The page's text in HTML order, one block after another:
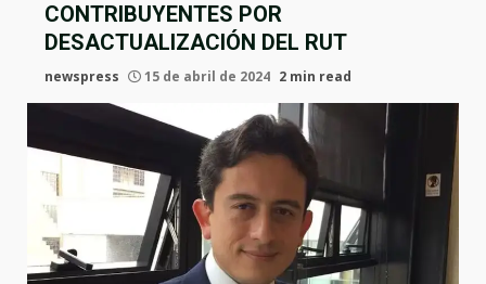
CONTRIBUYENTES POR
DESACTUALIZACIÓN DEL RUT
newspress 15 de abril de 2024 2 min read